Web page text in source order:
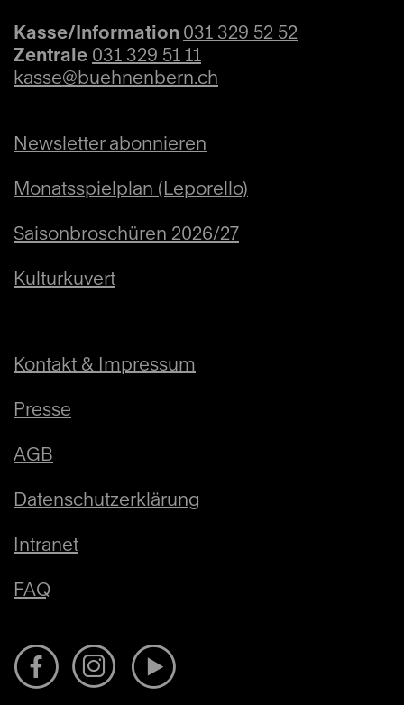
Kasse/Information 031 329 52 52
Zentrale 031 329 51 11
kasse@buehnenbern.ch
Newsletter abonnieren
Monatsspielplan (Leporello)
Saisonbroschüren 2026/27
Kulturkuvert
Kontakt & Impressum
Presse
AGB
Datenschutzerklärung
Intranet
FAQ